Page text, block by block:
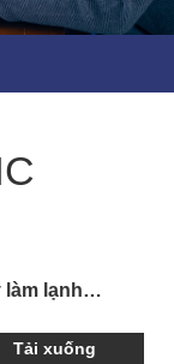
làm lạnh
Tải xuống